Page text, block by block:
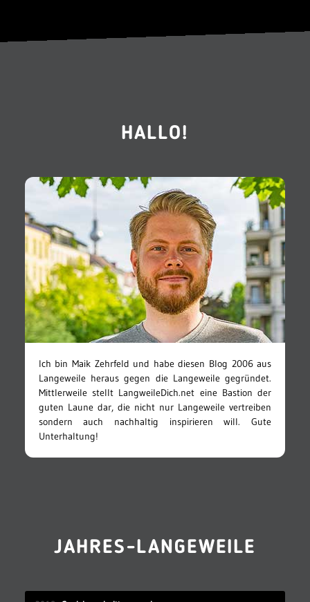
HALLO!
Ich bin Maik Zehrfeld und habe diesen Blog 2006 aus
Langeweile heraus gegen die Langeweile gegründet.
Mittlerweile stellt LangweileDich.net eine Bastion der
guten Laune dar, die nicht nur Langeweile vertreiben
sondern auch nachhaltig inspirieren will. Gute
Unterhaltung!
JAHRES-LANGEWEILE